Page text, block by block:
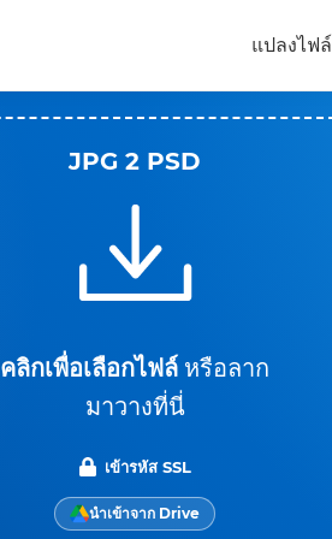
แปลงไฟล์
JPG 2 PSD
คลิกเพื่อเลือกไฟล์ หรือลาก
มาวางที่นี่
เข้ารหัส SSL
นำเข้าจาก Drive